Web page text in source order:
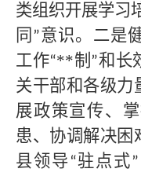
类组织开展学习
同 ”意识。二是
工作“**制 ”和长
关干部和各级力
展政策宣传、
患、协调解决困
县领导“驻点式”